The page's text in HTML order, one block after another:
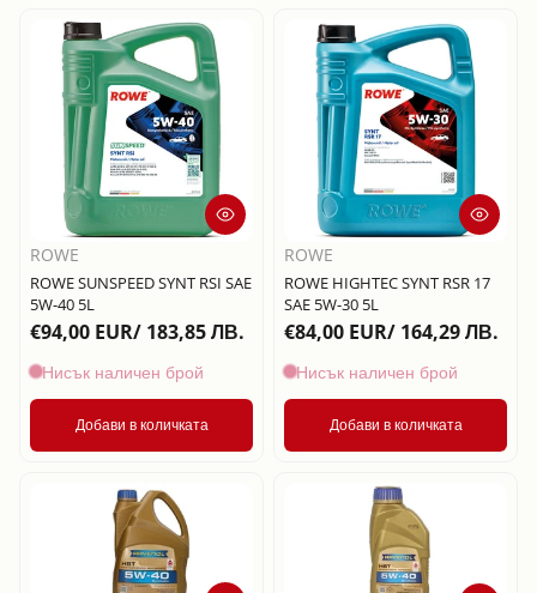
Най-подходящи
Най-продавани
По азбучен ред,
По азбучен ред,
Цена, от ниска
към висока
Цена, от висока
към ниска
Дата, от стара
Дата, от нова
към стара
ROWE
ROWE SUNSPEED SYNT RSI SAE
5W-40 5L
€94,00 EUR/ 183,85 ЛВ.
Нисък наличен брой
Добави в количката
ROWE
ROWE HIGHTEC SYNT RSR 17
SAE 5W-30 5L
€84,00 EUR/ 164,29 ЛВ.
Нисък наличен брой
Добави в количката